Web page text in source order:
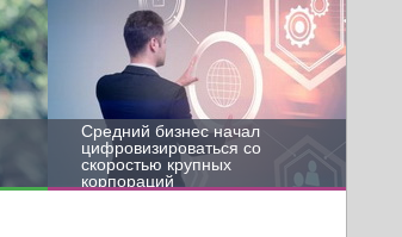
Средний бизнес начал
цифровизироваться со
скоростью крупных
корпораций